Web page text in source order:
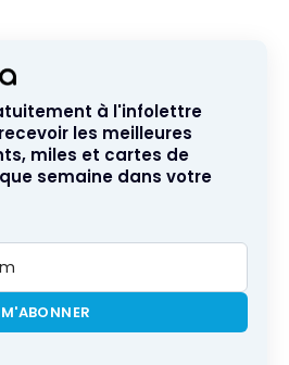
à l'infolettre
les meilleures
miles et cartes de
semaine dans votre
M'ABONNER